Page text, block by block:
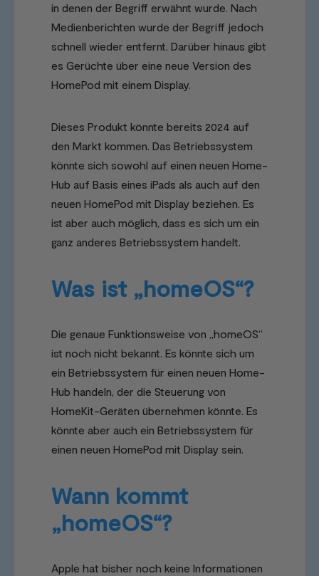
in denen der Begriff erwähnt wurde. Nach
Medienberichten wurde der Begriff jedoch
schnell wieder entfernt. Darüber hinaus gibt
es Gerüchte über eine neue Version des
HomePod mit einem Display.
Dieses Produkt könnte bereits 2024 auf
den Markt kommen. Das Betriebssystem
könnte sich sowohl auf einen neuen Home-
Hub auf Basis eines iPads als auch auf den
neuen HomePod mit Display beziehen. Es
ist aber auch möglich, dass es sich um ein
ganz anderes Betriebssystem handelt.
Was ist „homeOS“?
Die genaue Funktionsweise von „homeOS“
ist noch nicht bekannt. Es könnte sich um
ein Betriebssystem für einen neuen Home-
Hub handeln, der die Steuerung von
HomeKit-Geräten übernehmen könnte. Es
könnte aber auch ein Betriebssystem für
einen neuen HomePod mit Display sein.
Wann kommt
„homeOS“?
Apple hat bisher noch keine Informationen